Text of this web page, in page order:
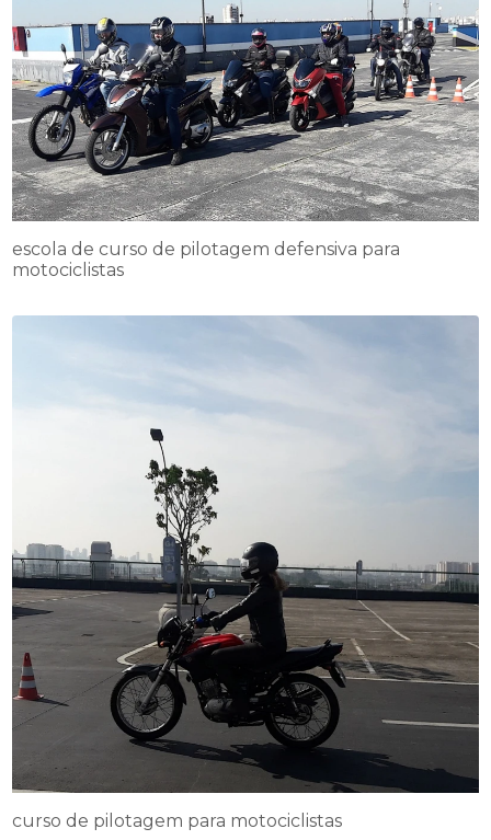
escola de curso de pilotagem defensiva para
motociclistas
curso de pilotagem para motociclistas